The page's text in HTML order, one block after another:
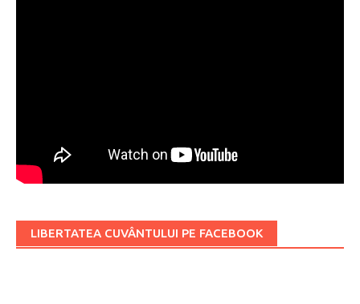
LIBERTATEA CUVÂNTULUI PE FACEBOOK